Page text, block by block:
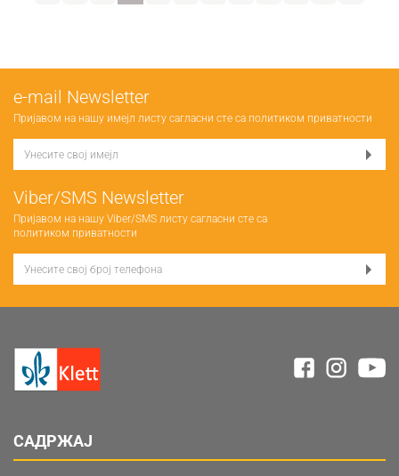
е-mail Newsletter
Пријавом на нашу имејл листу сагласни сте са политиком приватности
Viber/SMS Newsletter
Пријавом на нашу Viber/SMS листу сагласни сте са
политиком приватности
САДРЖАЈ